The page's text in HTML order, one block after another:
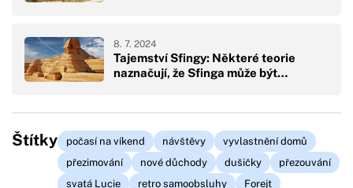
Tajemství Sfingy: Některé teorie
naznačují, že Sfinga může být…
8. 7. 2024
Štítky počasí na víkend návštěvy
vyvlastnění domů
přezimování
nové důchody dušičky
přezouvání
svatá Lucie
retro samoobsluhy Forejt